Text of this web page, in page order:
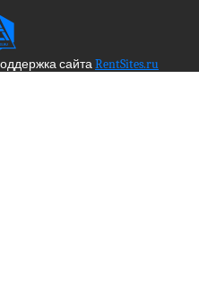
сайтаRentSites.ru